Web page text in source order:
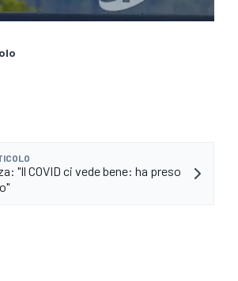
"Il COVID ci vede bene: ha preso